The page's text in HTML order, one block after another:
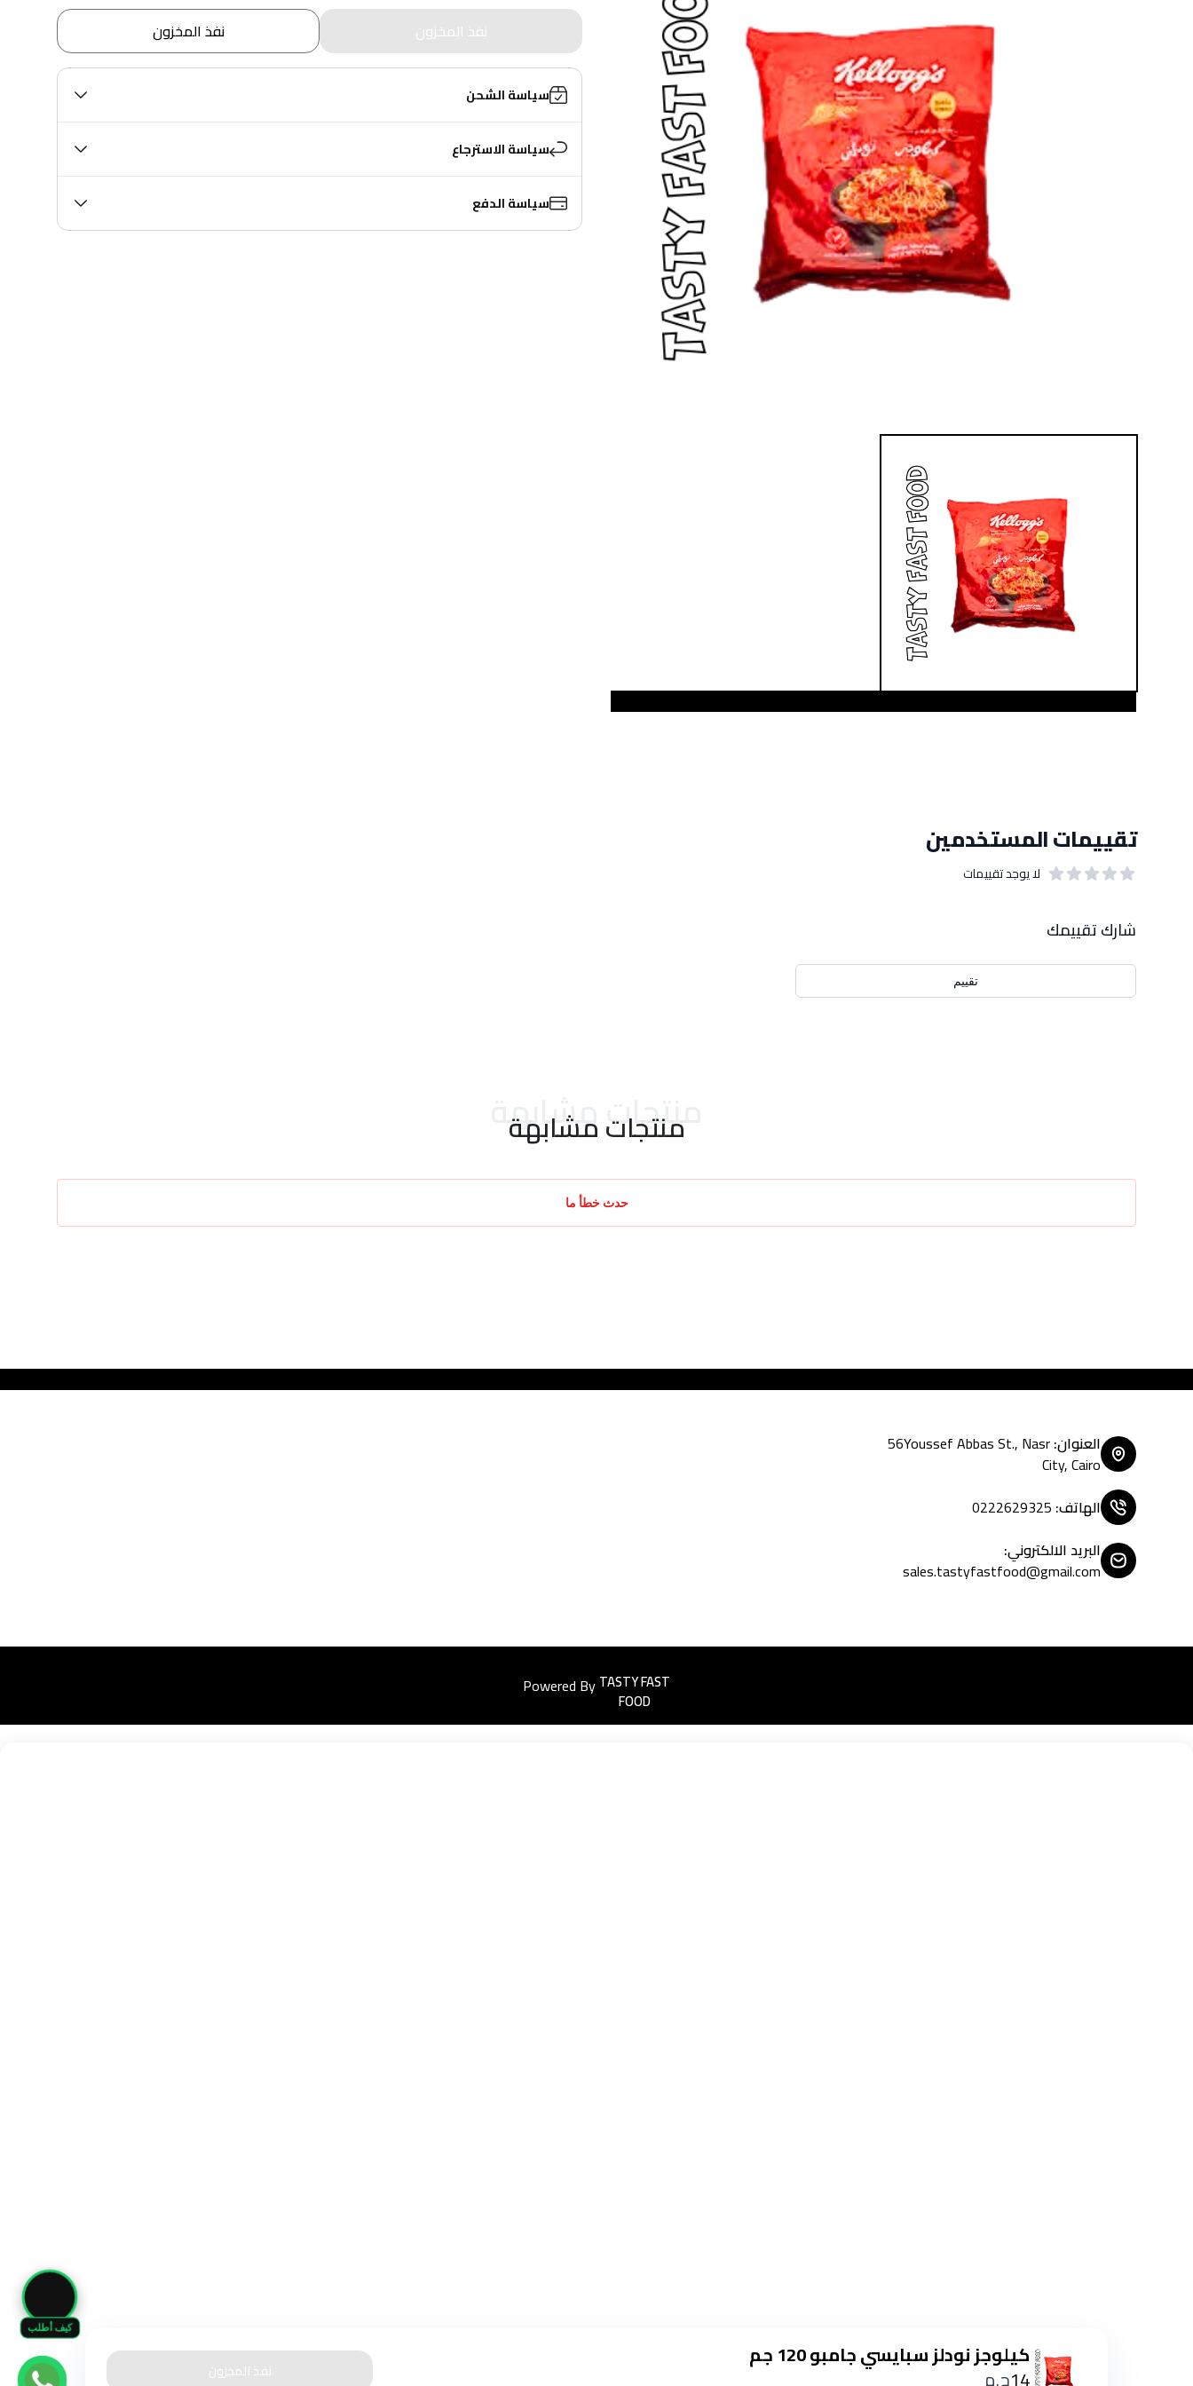
كيف أطلب
نفذ المخزون نفذ المخزون
سياسة الشحن
سياسة الاسترجاع
سياسة الدفع
تقييمات المستخدمين
لا يوجد تقييمات
شارك تقييمك
تقييم
منتجات مشابهة
منتجات مشابهة
حدث خطأ ما
كيلوجز نودلز سبايسي جامبو 120 جم
14ج.م نفذ المخزون
العنوان:
56Youssef Abbas St., Nasr
City, Cairo
الهاتف:
0222629325
البريد الالكتروني:
sales.tastyfastfood@gmail.com
Powered ByEasyorders